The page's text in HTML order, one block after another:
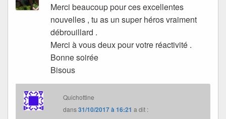
Merci beaucoup pour ces excellentes
nouvelles , tu as un super héros vraiment
débrouillard .
Merci à vous deux pour votre réactivité .
Bonne soirée
Bisous
Quichottine
dans31/10/2017 à 16:21 a dit :